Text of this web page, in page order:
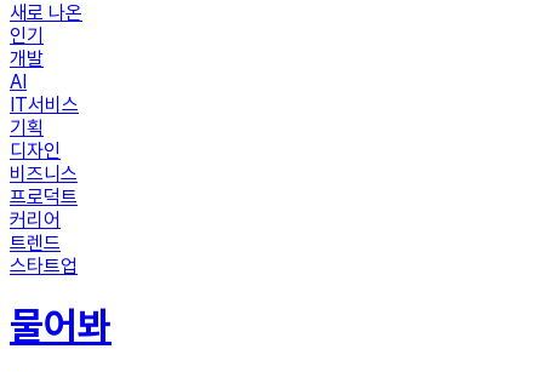
새로 나온
인기
개발
AI
IT서비스
기획
디자인
비즈니스
프로덕트
커리어
트렌드
스타트업
물어봐